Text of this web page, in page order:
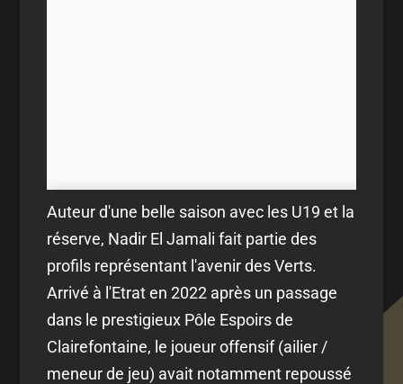
Auteur d'une belle saison avec les U19 et la
réserve, Nadir El Jamali fait partie des
profils représentant l'avenir des Verts.
Arrivé à l'Etrat en 2022 après un passage
dans le prestigieux Pôle Espoirs de
Clairefontaine, le joueur offensif (ailier /
meneur de jeu) avait notamment repoussé